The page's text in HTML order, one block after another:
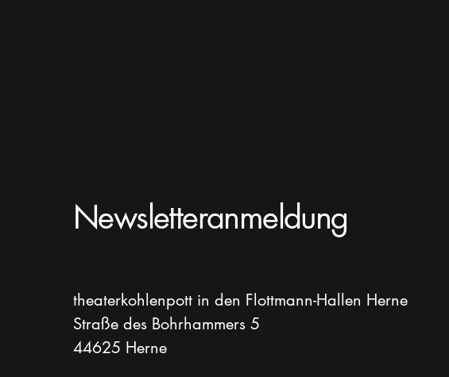
Newsletteranmeldung
theaterkohlenpott in den Flottmann-Hallen Herne
Straße des Bohrhammers 5
44625 Herne